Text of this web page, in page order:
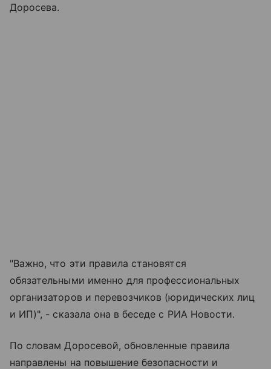
Доросева.
"Важно, что эти правила становятся
обязательными именно для профессиональных
организаторов и перевозчиков (юридических лиц
и ИП)", - сказала она в беседе с РИА Новости.
По словам Доросевой, обновленные правила
направлены на повышение безопасности и